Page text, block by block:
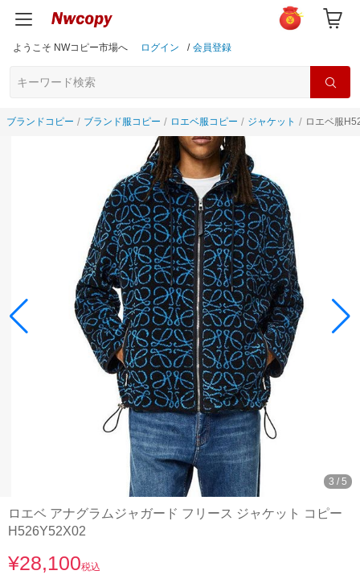
ようこそ NWコピー市場へ ログイン / 会員登録
ブランドコピー ブランド服コピー ロエベ服コピー ジャケット ロエベ服
3 / 5
ロエベ アナグラムジャガード フリース ジャケット コピー
H526Y52X02
¥28,100税込